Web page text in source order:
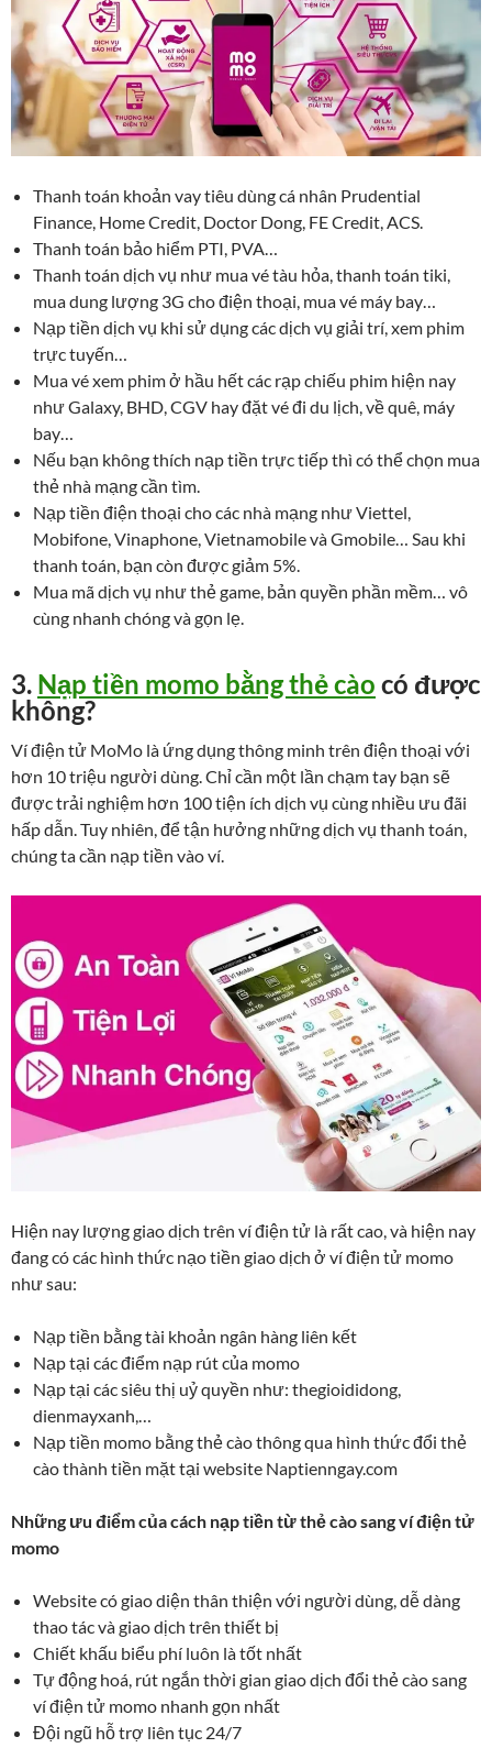
Thanh toán khoản vay tiêu dùng cá nhân Prudential
Finance, Home Credit, Doctor Dong, FE Credit, ACS.
Thanh toán bảo hiểm PTI, PVA…
Thanh toán dịch vụ như mua vé tàu hỏa, thanh toán tiki,
mua dung lượng 3G cho điện thoại, mua vé máy bay…
Nạp tiền dịch vụ khi sử dụng các dịch vụ giải trí, xem phim
trực tuyến…
Mua vé xem phim ở hầu hết các rạp chiếu phim hiện nay
như Galaxy, BHD, CGV hay đặt vé đi du lịch, về quê, máy
bay…
Nếu bạn không thích nạp tiền trực tiếp thì có thể chọn mua
thẻ nhà mạng cần tìm.
Nạp tiền điện thoại cho các nhà mạng như Viettel,
Mobifone, Vinaphone, Vietnamobile và Gmobile… Sau khi
thanh toán, bạn còn được giảm 5%.
Mua mã dịch vụ như thẻ game, bản quyền phần mềm… vô
cùng nhanh chóng và gọn lẹ.
3. Nạp tiền momo bằng thẻ cào có được
không?
Ví điện tử MoMo là ứng dụng thông minh trên điện thoại với
hơn 10 triệu người dùng. Chỉ cần một lần chạm tay bạn sẽ
được trải nghiệm hơn 100 tiện ích dịch vụ cùng nhiều ưu đãi
hấp dẫn. Tuy nhiên, để tận hưởng những dịch vụ thanh toán,
chúng ta cần nạp tiền vào ví.
Hiện nay lượng giao dịch trên ví điện tử là rất cao, và hiện nay
đang có các hình thức nạo tiền giao dịch ở ví điện tử momo
như sau:
Nạp tiền bằng tài khoản ngân hàng liên kết
Nạp tại các điểm nạp rút của momo
Nạp tại các siêu thị uỷ quyền như: thegioididong,
dienmayxanh,…
Nạp tiền momo bằng thẻ cào thông qua hình thức đổi thẻ
cào thành tiền mặt tại website Naptienngay.com
Những ưu điểm của cách nạp tiền từ thẻ cào sang ví điện tử
momo
Website có giao diện thân thiện với người dùng, dễ dàng
thao tác và giao dịch trên thiết bị
Chiết khấu biểu phí luôn là tốt nhất
Tự động hoá, rút ngắn thời gian giao dịch đổi thẻ cào sang
ví điện tử momo nhanh gọn nhất
Đội ngũ hỗ trợ liên tục 24/7